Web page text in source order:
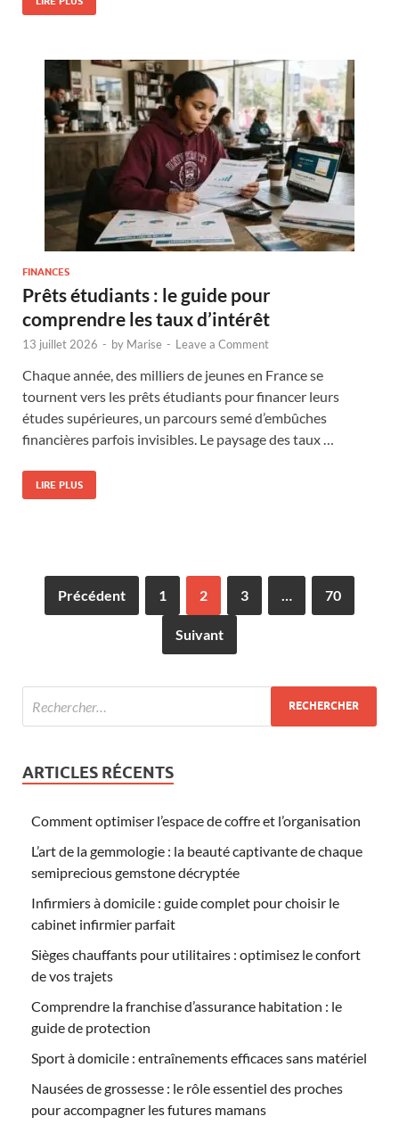
FINANCES
Prêts étudiants : le guide pour
comprendre les taux d’intérêt
13 juillet 2026 - by Marise - Leave a Comment
Chaque année, des milliers de jeunes en France se
tournent vers les prêts étudiants pour financer leurs
études supérieures, un parcours semé d’embûches
financières parfois invisibles. Le paysage des taux …
LIRE PLUS
Précédent 1 2 3 … 70
Suivant
ARTICLES RÉCENTS
Comment optimiser l’espace de coffre et l’organisation
L’art de la gemmologie : la beauté captivante de chaque
semiprecious gemstone décryptée
Infirmiers à domicile : guide complet pour choisir le
cabinet infirmier parfait
Sièges chauffants pour utilitaires : optimisez le confort
de vos trajets
Comprendre la franchise d’assurance habitation : le
guide de protection
Sport à domicile : entraînements efficaces sans matériel
Nausées de grossesse : le rôle essentiel des proches
pour accompagner les futures mamans